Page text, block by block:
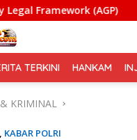
(AGP) Pelatihan
TERKINI HANKAM
KRIMINAL
, KABAR POLRI